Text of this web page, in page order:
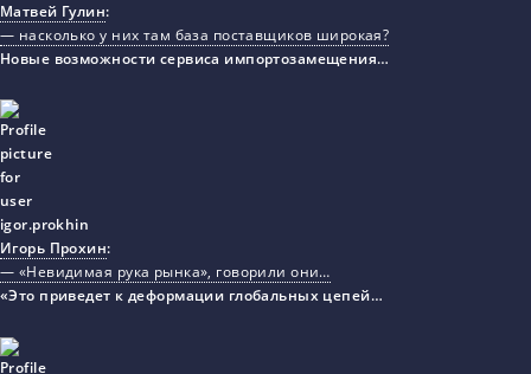
Матвей Гулин:
— насколько у них там база поставщиков широкая?
Новые возможности сервиса импортозамещения…
Игорь Прохин:
— «Невидимая рука рынка», говорили они…
«Это приведет к деформации глобальных цепей…